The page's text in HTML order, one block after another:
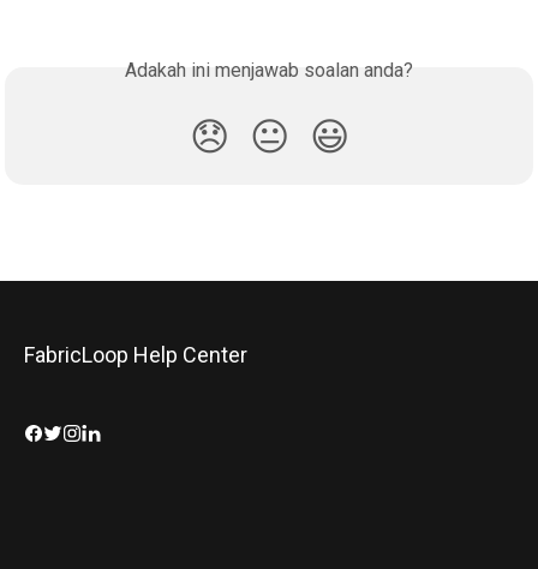
Adakah ini menjawab soalan anda?
😞 😐 😃
FabricLoop Help Center